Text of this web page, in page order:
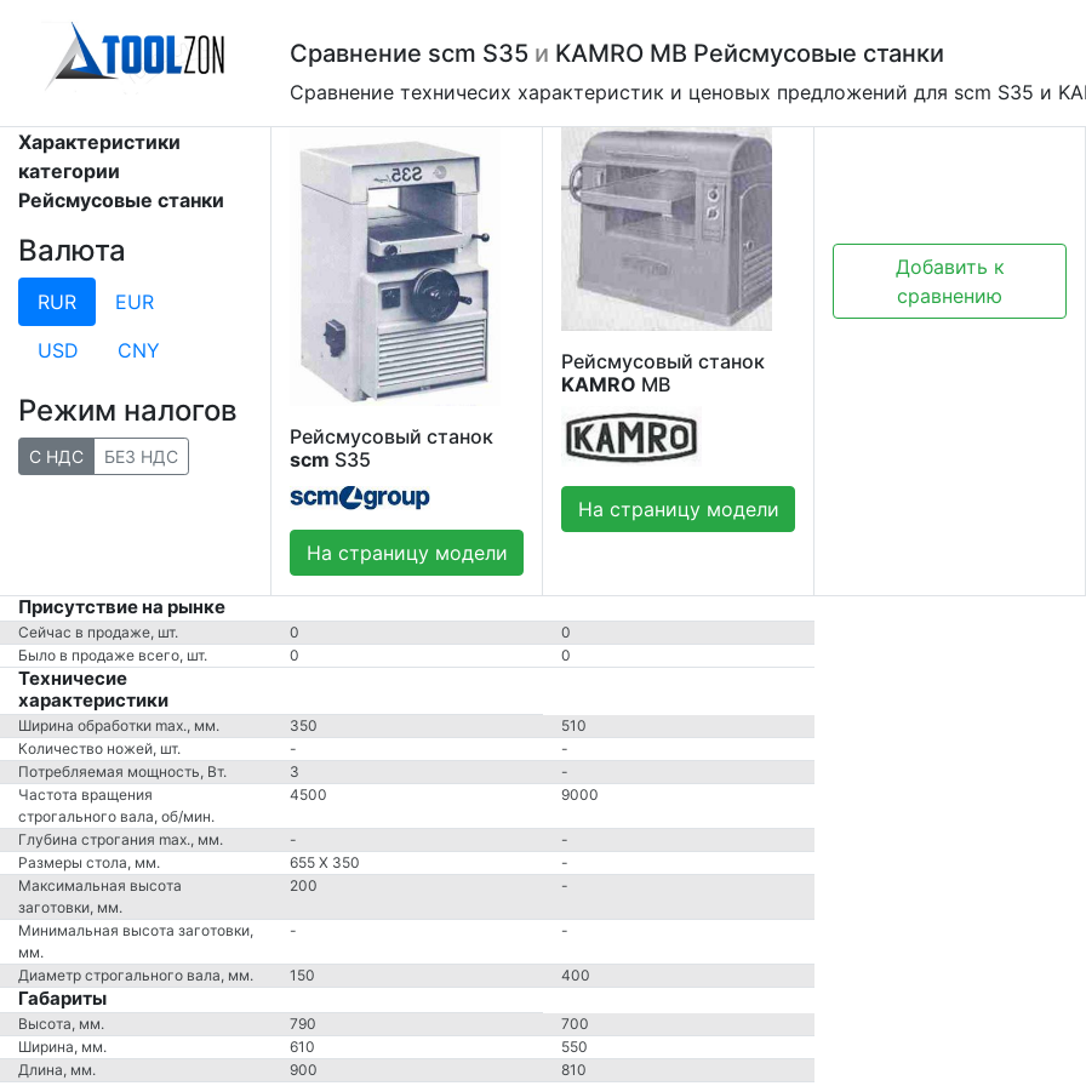
Сравнение scm S35 и KAMRO MB Рейсмусовые станки
Сравнение техничесих характеристик и ценовых предложений для scm S35 и
Характеристики
категории
Рейсмусовые станки
Валюта
RUR
EUR
USD
CNY
Режим налогов
С НДС БЕЗ НДС
Рейсмусовый станок
scm S35
На страницу модели
Рейсмусовый станок
KAMRO MB
На страницу модели
Добавить к
сравнению
Присутствие на рынке
Сейчас в продаже, шт. 0
0
Было в продаже всего, шт.
0 0
Техничесие
характеристики
Ширина обработки max., мм. 350
510
Количество ножей, шт.
-
-
Потребляемая мощность, Вт.
3
-
Частота вращения
строгального вала, об/мин.
4500 9000
Глубина строгания max., мм. -
-
Размеры стола, мм.
655 X 350
-
Максимальная высота
заготовки, мм.
200 -
Минимальная высота заготовки,
мм.
- -
Диаметр строгального вала, мм. 150 400
Габариты
Высота, мм. 790
700
Ширина, мм.
610
550
Длина, мм.
900
810